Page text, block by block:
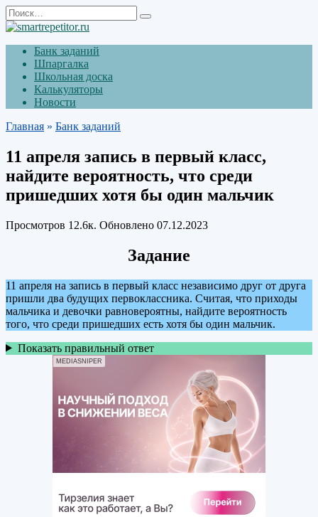
Перейти
к
содержанию
Search
for:
Банк заданий
Шпаргалка
Школьная доска
Калькуляторы
Новости
Главная » Банк заданий
11 апреля запись в первый класс,
найдите вероятность, что среди
пришедших хотя бы один мальчик
Просмотров 12.6к. Обновлено 07.12.2023
Задание
11 апреля на запись в первый класс независимо друг от друга
пришли два будущих первоклассника. Считая, что приходы
мальчика и девочки равновероятны, найдите вероятность
того, что среди пришедших есть хотя бы один мальчик.
Показать правильный ответ
MEDIASNIPER